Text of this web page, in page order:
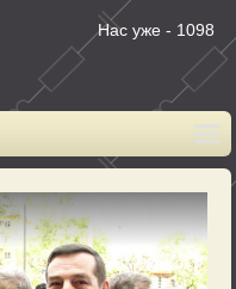
Нас уже - 1098